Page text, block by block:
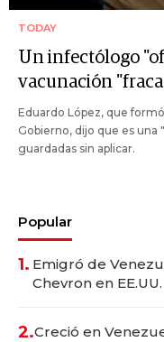
TODAY
Un infectólogo
vacunación
Eduardo López, que
Gobierno, dijo que es una
guardadas sin aplicar.
Popular
1. Emigró de
Chevron en
2.Creció en